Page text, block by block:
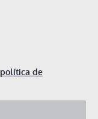
política de